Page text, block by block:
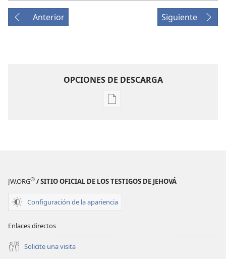
Anterior Siguiente
OPCIONES DE DESCARGA
Opciones
de
testigos
de
para
JW.ORG® / SITIO OFICIAL DE LOS TESTIGOS DE JEHOVÁ
Configuración de la apariencia
Enlaces directos
Solicite una visita